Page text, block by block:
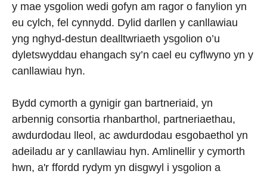
y mae ysgolion wedi gofyn am ragor o fanylion yn
eu cylch, fel cynnydd. Dylid darllen y canllawiau
yng nghyd-destun dealltwriaeth ysgolion o’u
dyletswyddau ehangach sy’n cael eu cyflwyno yn y
canllawiau hyn.
Bydd cymorth a gynigir gan bartneriaid, yn
arbennig consortia rhanbarthol, partneriaethau,
awdurdodau lleol, ac awdurdodau esgobaethol yn
adeiladu ar y canllawiau hyn. Amlinellir y cymorth
hwn, a'r ffordd rydym yn disgwyl i ysgolion a